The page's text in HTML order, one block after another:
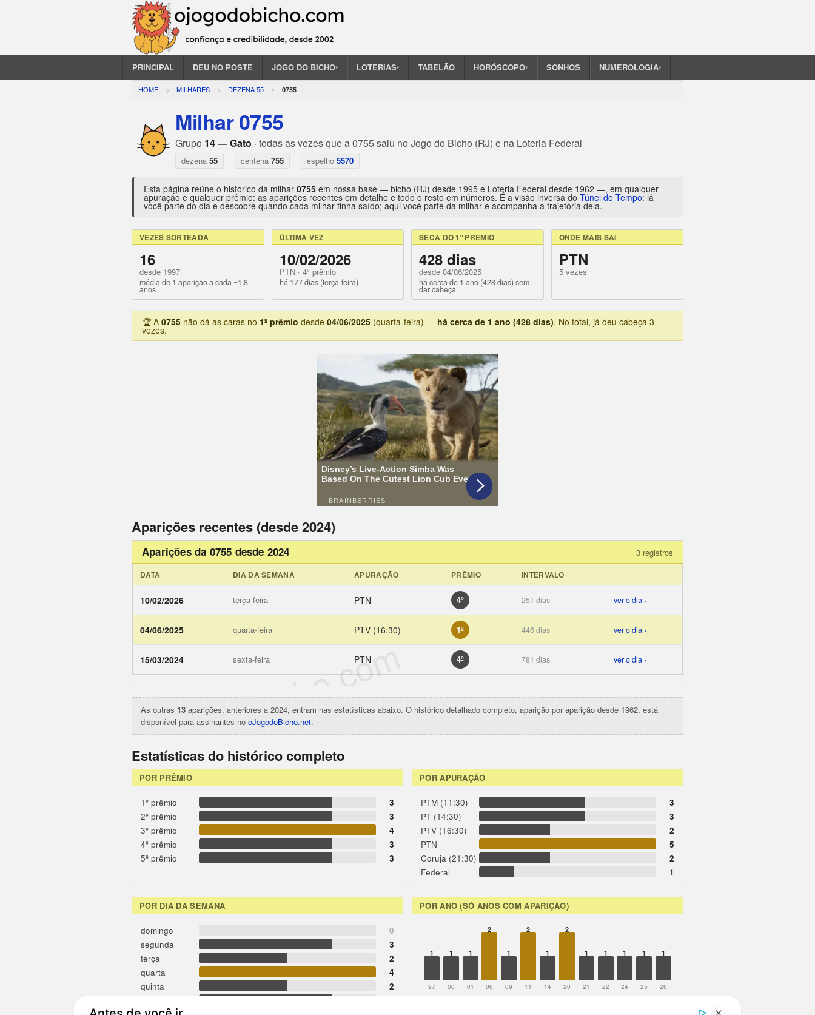
PRINCIPAL DEU NO POSTE JOGO DO BICHO▾ LOTERIAS▾ TABELÃO HORÓSCOPO▾ SONHOS NUMEROLOGIA▾
HOME MILHARES DEZENA 55 0755
Milhar 0755
Grupo 14 — Gato · todas as vezes que a 0755 saiu no Jogo do Bicho (RJ) e na Loteria Federal
dezena 55 centena 755 espelho 5570
Esta página reúne o histórico da milhar 0755 em nossa base — bicho (RJ) desde 1995 e Loteria Federal desde 1962 —, em qualquer
apuração e qualquer prêmio: as aparições recentes em detalhe e todo o resto em números. É a visão inversa do Túnel do Tempo: lá
você parte do dia e descobre quando cada milhar tinha saído; aqui você parte da milhar e acompanha a trajetória dela.
VEZES SORTEADA
16
desde 1997
média de 1 aparição a cada ~1,8
anos
ÚLTIMA VEZ
10/02/2026
PTN · 4º prêmio
há 177 dias (terça-feira)
SECA DO 1º PRÊMIO
428 dias
desde 04/06/2025
há cerca de 1 ano (428 dias) sem
dar cabeça
ONDE MAIS SAI
PTN
5 vezes
🏆 A 0755 não dá as caras no 1º prêmio desde 04/06/2025 (quarta-feira) — há cerca de 1 ano (428 dias). No total, já deu cabeça 3
vezes.
Aparições recentes (desde 2024)
Aparições da 0755 desde 2024 3 registros
DATA DIA DA SEMANA APURAÇÃO PRÊMIO INTERVALO
10/02/2026 terça-feira PTN 4º 251 dias ver o dia ›
04/06/2025 quarta-feira PTV (16:30) 1º 446 dias ver o dia ›
15/03/2024 sexta-feira PTN 4º 781 dias ver o dia ›
ojogodobicho.com
As outras 13 aparições, anteriores a 2024, entram nas estatísticas abaixo. O histórico detalhado completo, aparição por aparição desde 1962, está
disponível para assinantes no oJogodoBicho.net.
Estatísticas do histórico completo
POR PRÊMIO
1º prêmio
3
2º prêmio
3
3º prêmio
4
4º prêmio
3
5º prêmio
3
POR APURAÇÃO
PTM (11:30)
3
PT (14:30)
3
PTV (16:30)
2
PTN
5
Coruja (21:30)
2
Federal
1
POR DIA DA SEMANA
domingo
0
segunda
3
terça
2
quarta
4
quinta
2
POR ANO (SÓ ANOS COM APARIÇÃO)
1 1 1
2
1
2
1
2
1 1 1 1 1
97 00 01 06 09 11 14 20 21 22 24 25 26